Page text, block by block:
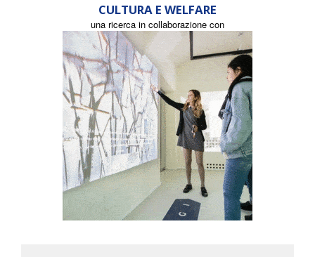
CULTURA E WELFARE
una ricerca in collaborazione con